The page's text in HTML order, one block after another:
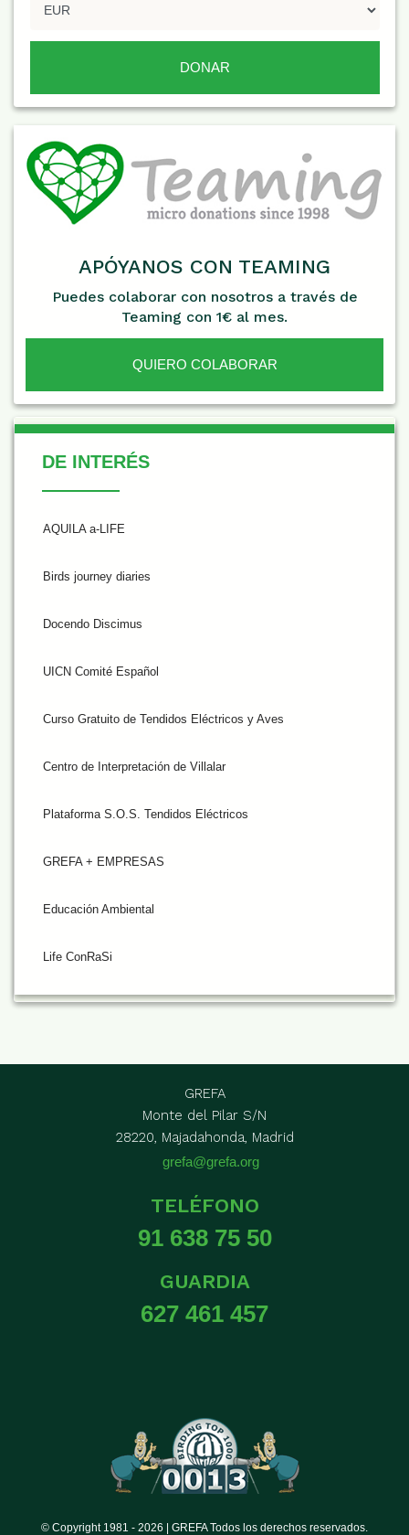
APÓYANOS CON TEAMING
Puedes colaborar con nosotros a través de
Teaming con 1€ al mes.
QUIERO COLABORAR
De Interés
DE INTERÉS
AQUILA a-LIFE
Birds journey diaries
Docendo Discimus
UICN Comité Español
Curso Gratuito de Tendidos Eléctricos y Aves
Centro de Interpretación de Villalar
Plataforma S.O.S. Tendidos Eléctricos
GREFA + EMPRESAS
Educación Ambiental
Life ConRaSi
GREFA
Monte del Pilar S/N
28220, Majadahonda, Madrid
grefa@grefa.org
TELÉFONO
91 638 75 50
GUARDIA
627 461 457
© Copyright 1981 - 2026 | GREFA Todos los derechos reservados.